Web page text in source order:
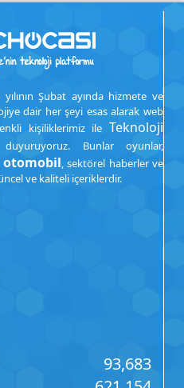
Şubat ayında hizmete ve
dair her şeyi esas alarak web
kişiliklerimiz ile Teknoloji
Bunlar oyunlar,
otomobil, sektörel haberler ve
ve kaliteli içeriklerdir.
93,683